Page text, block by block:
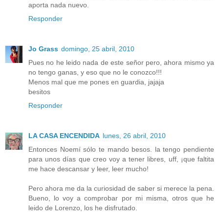
aporta nada nuevo.
Responder
Jo Grass domingo, 25 abril, 2010
Pues no he leido nada de este señor pero, ahora mismo ya
no tengo ganas, y eso que no le conozco!!!
Menos mal que me pones en guardia, jajaja
besitos
Responder
LA CASA ENCENDIDA lunes, 26 abril, 2010
Entonces Noemí sólo te mando besos. la tengo pendiente
para unos días que creo voy a tener libres, uff, ¡que faltita
me hace descansar y leer, leer mucho!
Pero ahora me da la curiosidad de saber si merece la pena.
Bueno, lo voy a comprobar por mi misma, otros que he
leido de Lorenzo, los he disfrutado.